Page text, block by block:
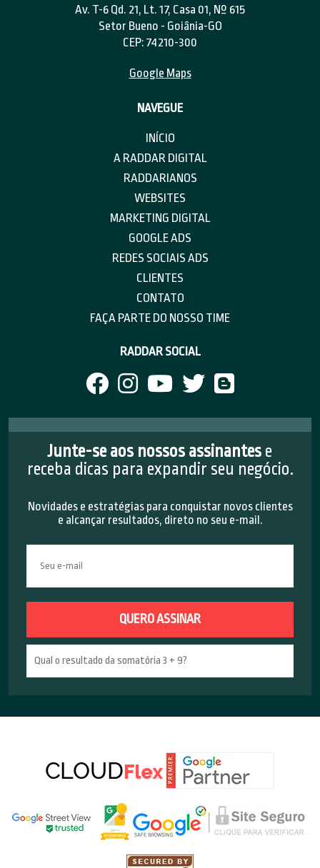
Av. T-6 Qd. 21, Lt. 17, Casa 01, Nº 615
Setor Bueno - Goiânia-GO
CEP: 74210-300
Google Maps
NAVEGUE
INÍCIO
A RADDAR DIGITAL
RADDARIANOS
WEBSITES
MARKETING DIGITAL
GOOGLE ADS
REDES SOCIAIS ADS
CLIENTES
CONTATO
FAÇA PARTE DO NOSSO TIME
RADDAR SOCIAL
Junte-se aos nossos assinantes e
receba dicas para expandir seu negócio.
Novidades e estratégias para conquistar novos clientes
e alcançar resultados, direto no seu e-mail.